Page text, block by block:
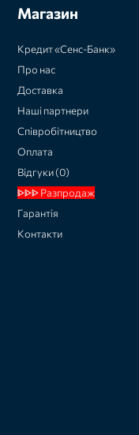
Магазин
Кредит «Сенс-Банк»
Про нас
Доставка
Наші партнери
Співробітництво
Оплата
Відгуки (0)
ᐈᐈᐈ Разпродаж
Гарантія
Контакти